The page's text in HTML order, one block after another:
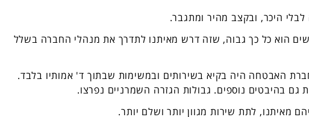
היכר, ובקצב מהיר ומתגבר.
הוא כל כך גבוה, שזה דרש מאיתנו לתדרך את מנהלי החברה בשלל
האבטחה היה בקיא בשירותים ובמשימות שבתוך ד' אמותיו בלבד.
בהיבטים נוספים. גבולות הגזרה השמרניים נפרצו.
מאיתנו, לתת שירות מגוון יותר ושלם יותר.